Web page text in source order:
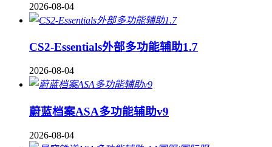
2026-08-04
CS2-Essentials外部多功能辅助1.7
2026-08-04
蔚蓝档案ASA多功能辅助v9
2026-08-04